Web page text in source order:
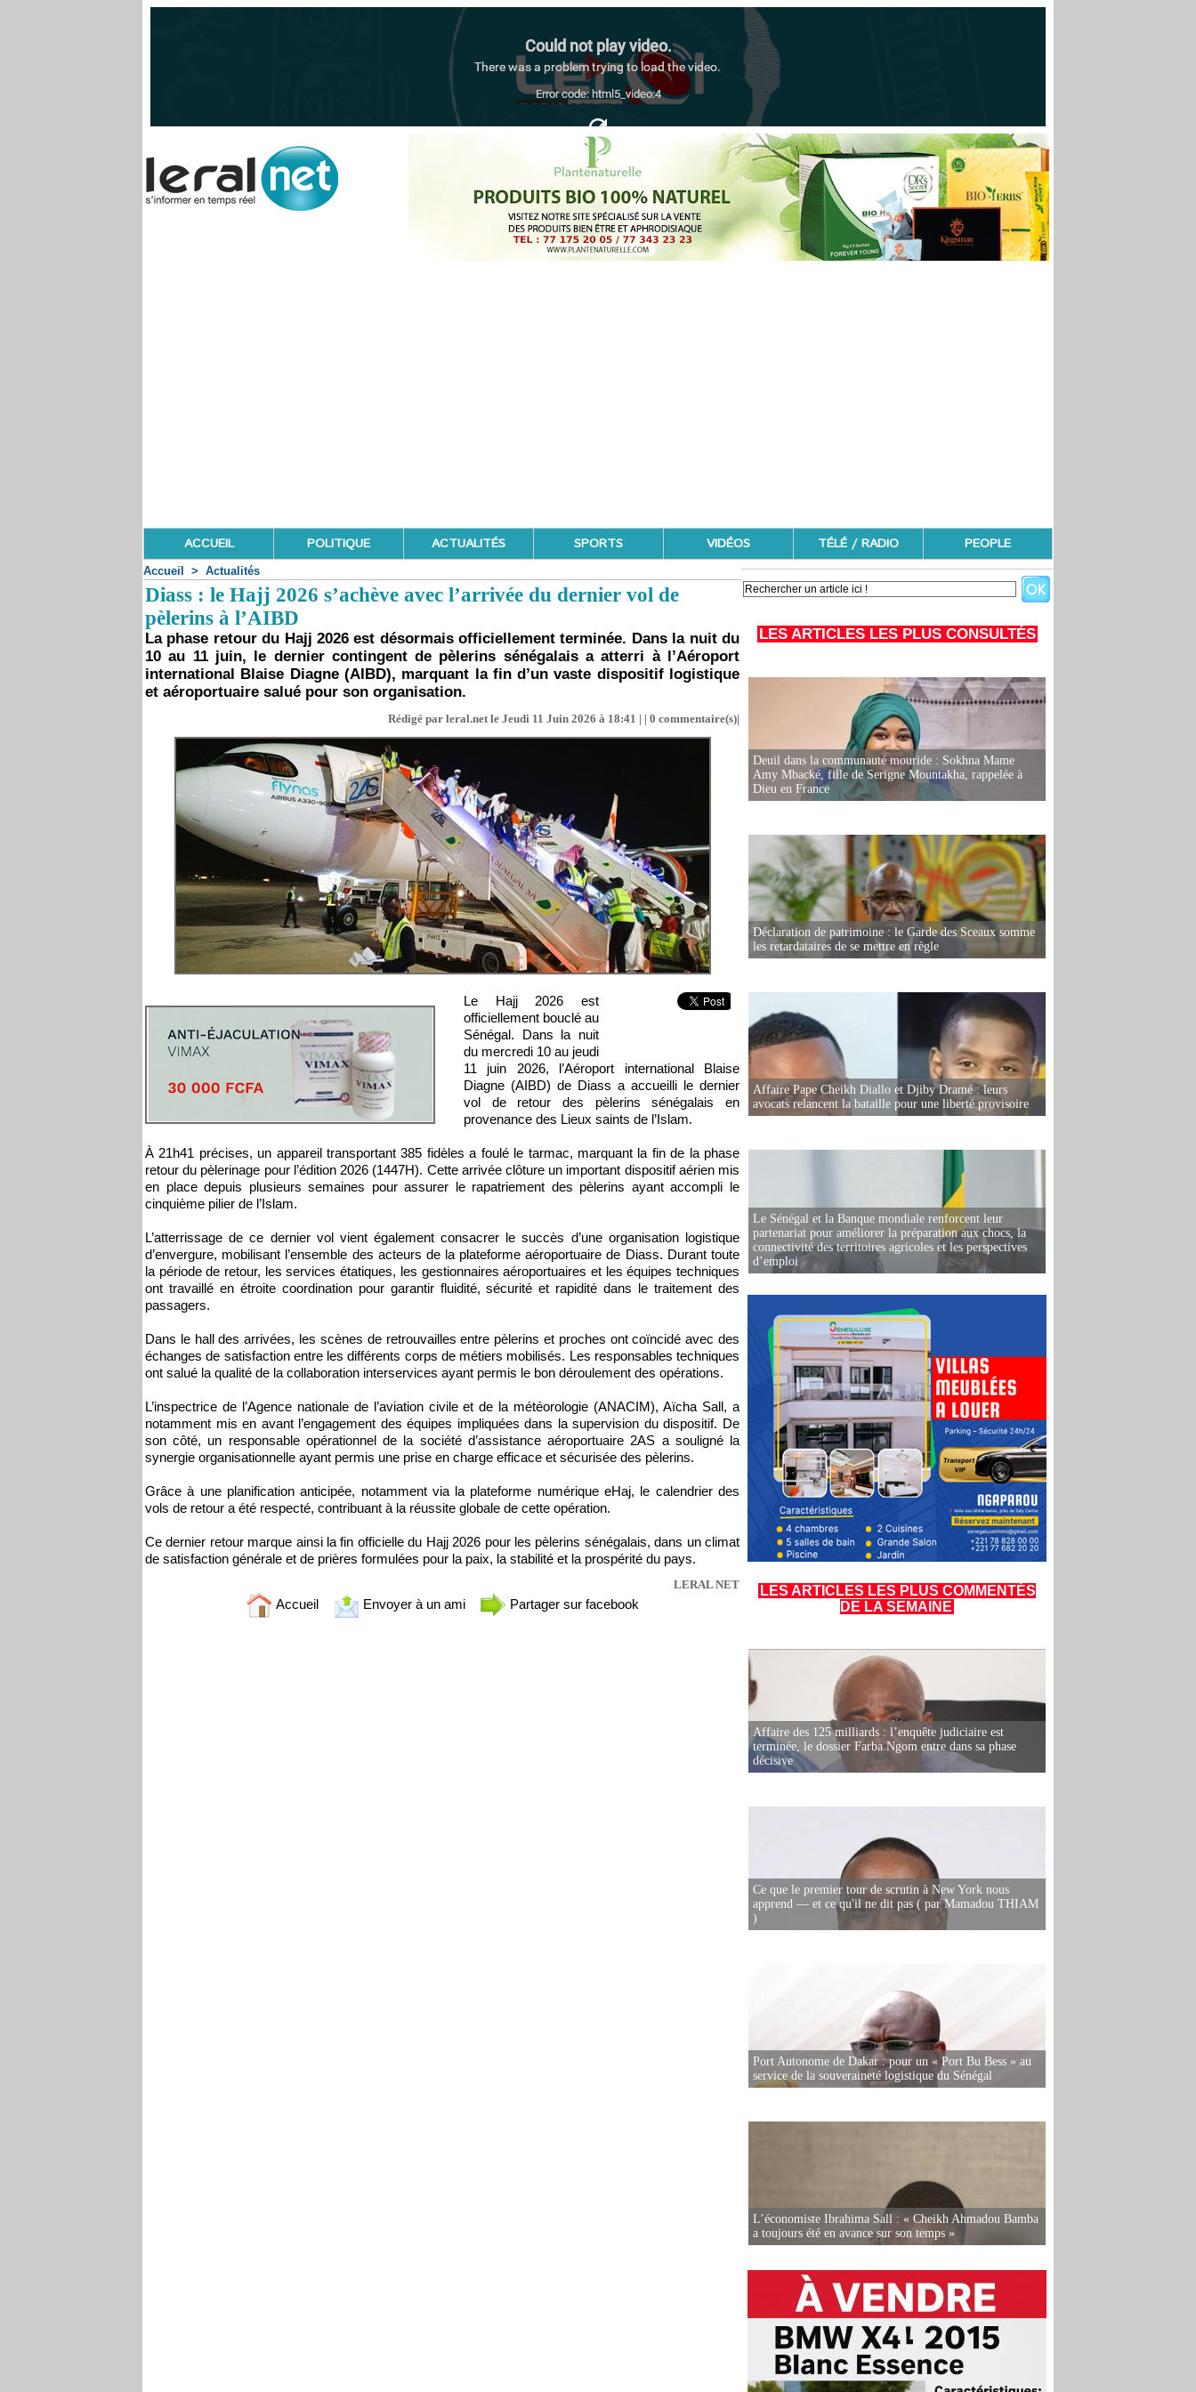
ACCUEIL POLITIQUE ACTUALITÉS SPORTS VIDÉOS TÉLÉ / RADIO PEOPLE
Accueil > Actualités
Diass : le Hajj 2026 s’achève avec l’arrivée du dernier vol de
pèlerins à l’AIBD
La phase retour du Hajj 2026 est désormais officiellement terminée. Dans la nuit du
10 au 11 juin, le dernier contingent de pèlerins sénégalais a atterri à l’Aéroport
international Blaise Diagne (AIBD), marquant la fin d’un vaste dispositif logistique
et aéroportuaire salué pour son organisation.
Rédigé par leral.net le Jeudi 11 Juin 2026 à 18:41 | | 0 commentaire(s)|
Le Hajj 2026 est
officiellement bouclé au
Sénégal. Dans la nuit
du mercredi 10 au jeudi
11 juin 2026, l’Aéroport international Blaise
Diagne (AIBD) de Diass a accueilli le dernier
vol de retour des pèlerins sénégalais en
provenance des Lieux saints de l’Islam.
À 21h41 précises, un appareil transportant 385 fidèles a foulé le tarmac, marquant la fin de la phase
retour du pèlerinage pour l’édition 2026 (1447H). Cette arrivée clôture un important dispositif aérien mis
en place depuis plusieurs semaines pour assurer le rapatriement des pèlerins ayant accompli le
cinquième pilier de l’Islam.
L’atterrissage de ce dernier vol vient également consacrer le succès d’une organisation logistique
d’envergure, mobilisant l’ensemble des acteurs de la plateforme aéroportuaire de Diass. Durant toute
la période de retour, les services étatiques, les gestionnaires aéroportuaires et les équipes techniques
ont travaillé en étroite coordination pour garantir fluidité, sécurité et rapidité dans le traitement des
passagers.
Dans le hall des arrivées, les scènes de retrouvailles entre pèlerins et proches ont coïncidé avec des
échanges de satisfaction entre les différents corps de métiers mobilisés. Les responsables techniques
ont salué la qualité de la collaboration interservices ayant permis le bon déroulement des opérations.
L’inspectrice de l’Agence nationale de l’aviation civile et de la météorologie (ANACIM), Aïcha Sall, a
notamment mis en avant l’engagement des équipes impliquées dans la supervision du dispositif. De
son côté, un responsable opérationnel de la société d’assistance aéroportuaire 2AS a souligné la
synergie organisationnelle ayant permis une prise en charge efficace et sécurisée des pèlerins.
Grâce à une planification anticipée, notamment via la plateforme numérique eHaj, le calendrier des
vols de retour a été respecté, contribuant à la réussite globale de cette opération.
Ce dernier retour marque ainsi la fin officielle du Hajj 2026 pour les pèlerins sénégalais, dans un climat
de satisfaction générale et de prières formulées pour la paix, la stabilité et la prospérité du pays.
LERAL NET
Accueil Envoyer à un ami Partager sur facebook
LES ARTICLES LES PLUS CONSULTÉS
Deuil dans la communauté mouride : Sokhna Mame
Amy Mbacké, fille de Serigne Mountakha, rappelée à
Dieu en France
Déclaration de patrimoine : le Garde des Sceaux somme
les retardataires de se mettre en règle
Affaire Pape Cheikh Diallo et Djiby Dramé : leurs
avocats relancent la bataille pour une liberté provisoire
Le Sénégal et la Banque mondiale renforcent leur
partenariat pour améliorer la préparation aux chocs, la
connectivité des territoires agricoles et les perspectives
d’emploi
LES ARTICLES LES PLUS COMMENTÉS
DE LA SEMAINE
Affaire des 125 milliards : l’enquête judiciaire est
terminée, le dossier Farba Ngom entre dans sa phase
décisive
Ce que le premier tour de scrutin à New York nous
apprend — et ce qu'il ne dit pas ( par Mamadou THIAM
)
Port Autonome de Dakar : pour un « Port Bu Bess » au
service de la souveraineté logistique du Sénégal
L’économiste Ibrahima Sall : « Cheikh Ahmadou Bamba
a toujours été en avance sur son temps »